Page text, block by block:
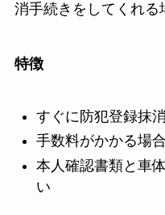
消手続きをしてくれる
特徴
すぐに防犯登録抹
手数料がかかる場
本人確認書類と車
い